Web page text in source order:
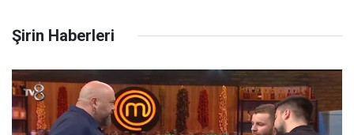
Şirin Haberleri